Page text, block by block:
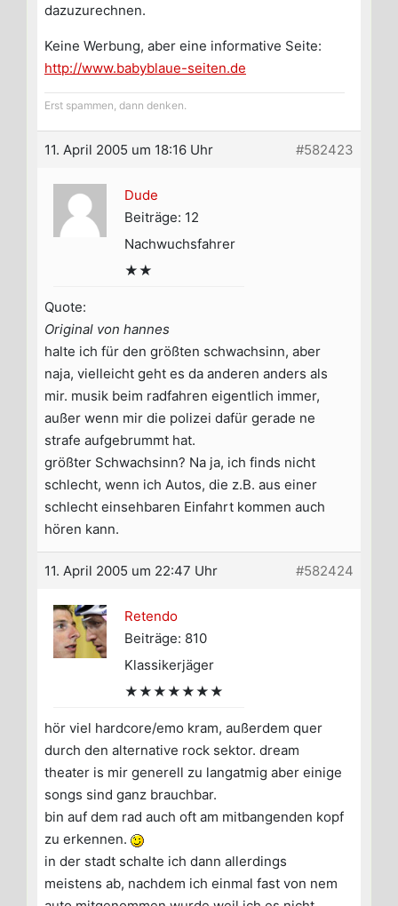
dazuzurechnen.
Keine Werbung, aber eine informative Seite:
http://www.babyblaue-seiten.de
Erst spammen, dann denken.
11. April 2005 um 18:16 Uhr #582423
Dude
Beiträge: 12
Nachwuchsfahrer
★★
Quote:
Original von hannes
halte ich für den größten schwachsinn, aber
naja, vielleicht geht es da anderen anders als
mir. musik beim radfahren eigentlich immer,
außer wenn mir die polizei dafür gerade ne
strafe aufgebrummt hat.
größter Schwachsinn? Na ja, ich finds nicht
schlecht, wenn ich Autos, die z.B. aus einer
schlecht einsehbaren Einfahrt kommen auch
hören kann.
11. April 2005 um 22:47 Uhr #582424
Retendo
Beiträge: 810
Klassikerjäger
★★★★★★★
hör viel hardcore/emo kram, außerdem quer
durch den alternative rock sektor. dream
theater is mir generell zu langatmig aber einige
songs sind ganz brauchbar.
bin auf dem rad auch oft am mitbangenden kopf
zu erkennen.
in der stadt schalte ich dann allerdings
meistens ab, nachdem ich einmal fast von nem